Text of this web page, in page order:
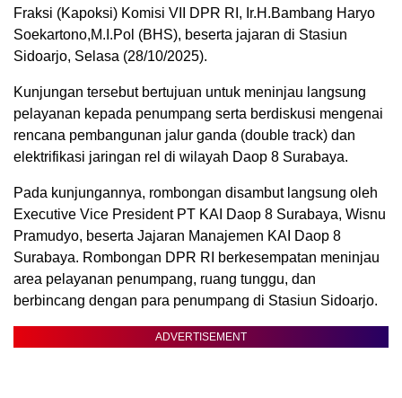
Fraksi (Kapoksi) Komisi VII DPR RI, Ir.H.Bambang Haryo
Soekartono,M.I.Pol (BHS), beserta jajaran di Stasiun
Sidoarjo, Selasa (28/10/2025).
Kunjungan tersebut bertujuan untuk meninjau langsung
pelayanan kepada penumpang serta berdiskusi mengenai
rencana pembangunan jalur ganda (double track) dan
elektrifikasi jaringan rel di wilayah Daop 8 Surabaya.
Pada kunjungannya, rombongan disambut langsung oleh
Executive Vice President PT KAI Daop 8 Surabaya, Wisnu
Pramudyo, beserta Jajaran Manajemen KAI Daop 8
Surabaya. Rombongan DPR RI berkesempatan meninjau
area pelayanan penumpang, ruang tunggu, dan
berbincang dengan para penumpang di Stasiun Sidoarjo.
ADVERTISEMENT